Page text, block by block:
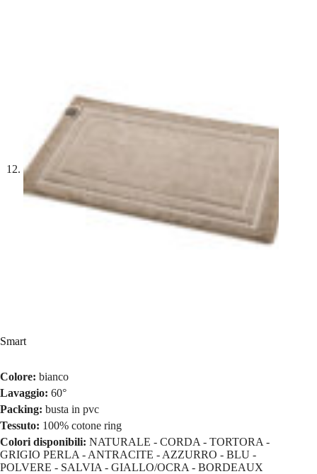
Smart
Colore: bianco
Lavaggio: 60°
Packing: busta in pvc
Tessuto: 100% cotone ring
Colori disponibili: NATURALE - CORDA - TORTORA -
GRIGIO PERLA - ANTRACITE - AZZURRO - BLU -
POLVERE - SALVIA - GIALLO/OCRA - BORDEAUX